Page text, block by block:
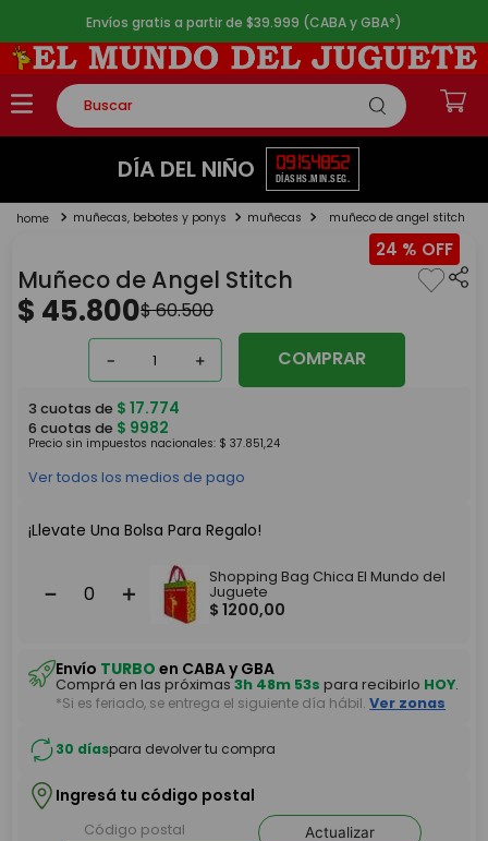
Envíos gratis a partir de $39.999 (CABA y GBA*)
Buscar
TÉRMINOS MÁS BUSCADOS
2.
lego
4.
monopatin
toy story
DÍA DEL NIÑO 09
DÍAS
15
HS.
48
MIN.
52
SEG.
muñecas, bebotes y ponys muñecas muñeco de angel stitch
24 %
Muñeco de Angel Stitch
$ 45.800$60.500
＋
－ COMPRAR
3 cuotas de $ 17.774
6 cuotas de $ 9982
Precio sin impuestos nacionales: $ 37.851,24
Ver todos los medios de pago
¡Llevate Una Bolsa Para Regalo!
＋
－
Shopping Bag Chica El Mundo del
Juguete
$ 1200,00
Envío TURBO en CABA y GBA
Comprá en las próximas3h 48m 53s para recibirlo HOY.
*Si es feriado, se entrega el siguiente día hábil. Ver zonas
30 díaspara devolver tu compra
Ingresá tu código postal
Actualizar